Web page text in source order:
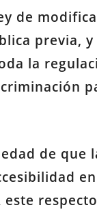
de
previa, y
la
de que
en